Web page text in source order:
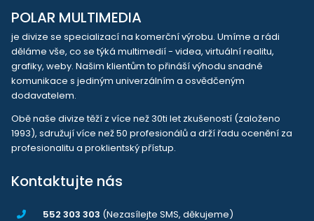
POLAR MULTIMEDIA
je divize se specializací na komerční výrobu. Umíme a rádi
děláme vše, co se týká multimedií - videa, virtuální realitu,
grafiky, weby. Našim klientům to přináší výhodu snadné
komunikace s jediným univerzálním a osvědčeným
dodavatelem.
Obě naše divize těží z více než 30ti let zkušeností (založeno
1993), sdružují více než 50 profesionálů a drží řadu ocenění za
profesionalitu a proklientský přístup.
Kontaktujte nás
552 303 303 (Nezasílejte SMS, děkujeme)